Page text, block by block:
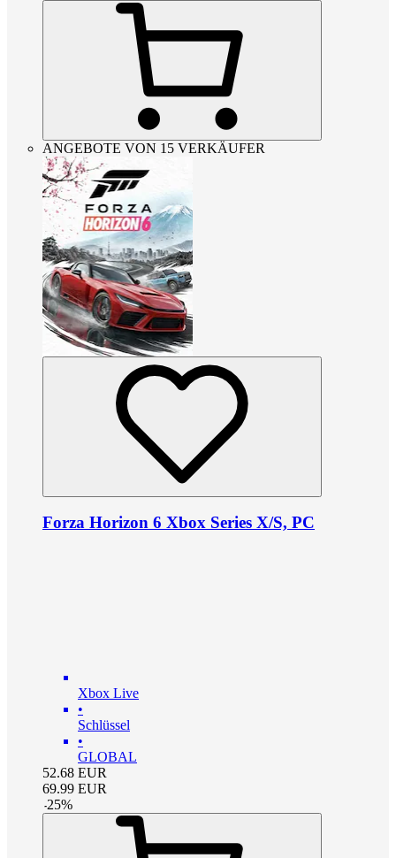
ANGEBOTE VON 15 VERKÄUFER
Forza Horizon 6 Xbox Series X/S, PC
Xbox Live
•
Schlüssel
•
GLOBAL
52.68 EUR
69.99 EUR
-25%